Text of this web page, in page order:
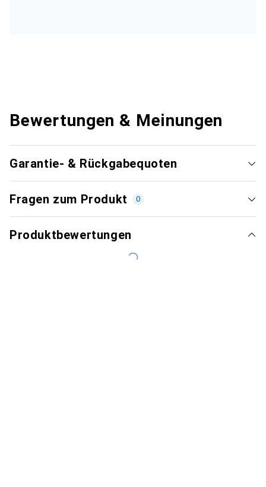
Bewertungen & Meinungen
Garantie- & Rückgabequoten
Fragen zum Produkt 0
Produktbewertungen